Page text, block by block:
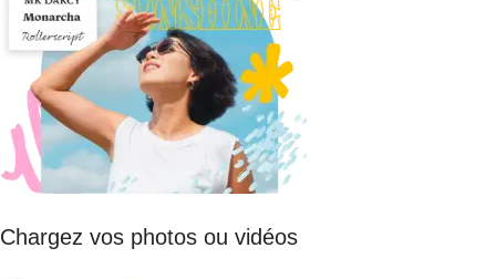
Chargez vos photos ou vidéos